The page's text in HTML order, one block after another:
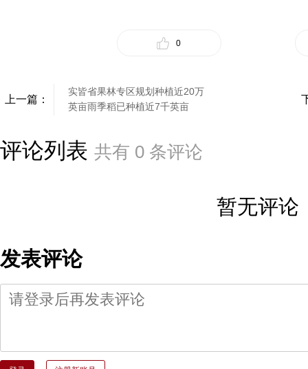
0
上一篇：
实皆省果林专区规划种植近20万
英亩雨季稻已种植近7千英亩
评论列表 共有 0 条评论
暂无评论
发表评论